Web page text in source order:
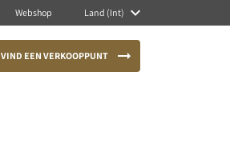
Webshop Land (Int)
VIND EEN VERKOOPPUNT